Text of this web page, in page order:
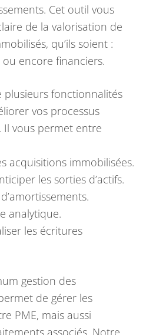
Cet outil vous
de la valorisation de
qu’ils soient :
encore financiers.
plusieurs fonctionnalités
vos processus
Il vous permet entre
acquisitions immobilisées.
les sorties d’actifs.
analytique.
les écritures
gestion des
de gérer les
PME, mais aussi
associés. Notre